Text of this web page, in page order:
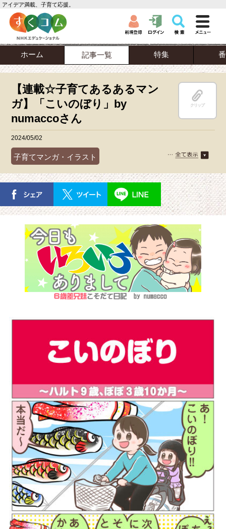
アイデア満載、子育て応援。
ホーム 記事一覧 特集
【連載☆子育てあるあるマン
ガ】「こいのぼり」by
numaccoさん
クリップ
2024/05/02
子育てマンガ・イラスト